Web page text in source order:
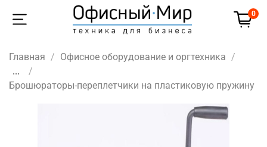
0
Главная
Офисное оборудование и оргтехника
...
Брошюраторы-переплетчики на пластиковую пружину